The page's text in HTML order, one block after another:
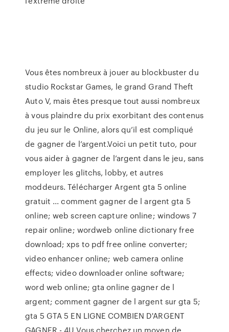
Vous êtes nombreux à jouer au blockbuster du
studio Rockstar Games, le grand Grand Theft
Auto V, mais êtes presque tout aussi nombreux
à vous plaindre du prix exorbitant des contenus
du jeu sur le Online, alors qu’il est compliqué
de gagner de l’argent.Voici un petit tuto, pour
vous aider à gagner de l’argent dans le jeu, sans
employer les glitchs, lobby, et autres
moddeurs. Télécharger Argent gta 5 online
gratuit ... comment gagner de l argent gta 5
online; web screen capture online; windows 7
repair online; wordweb online dictionary free
download; xps to pdf free online converter;
video enhancer online; web camera online
effects; video downloader online software;
word web online; gta online gagner de l
argent; comment gagner de l argent sur gta 5;
gta 5 GTA 5 EN LIGNE COMBIEN D'ARGENT
GAGNER - 4U Vous cherchez un moyen de